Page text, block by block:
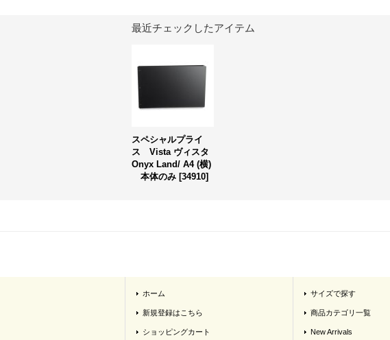
最近チェックしたアイテム
スペシャルプライ
ス Vista ヴィスタ
Onyx Land/ A4 (横)
本体のみ [34910]
ホーム
新規登録はこちら
ショッピングカート
サイズで探す
商品カテゴリ一覧
New Arrivals